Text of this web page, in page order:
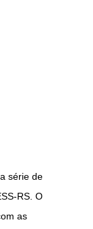
série de
RS. O
as